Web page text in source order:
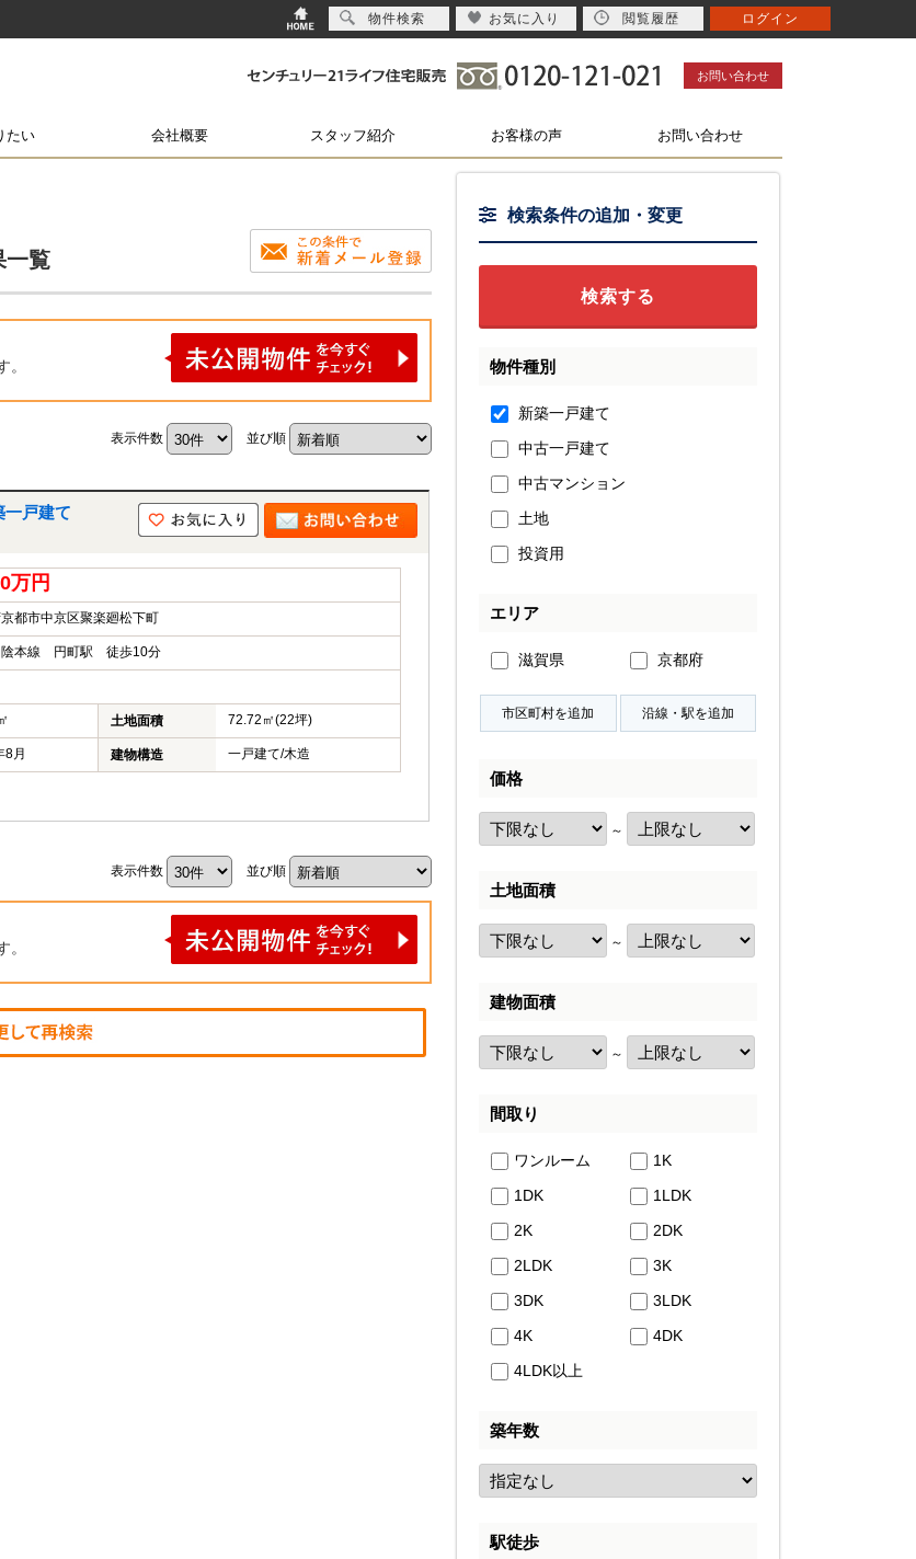
お問い合わせ
たい 会社概要 スタッフ紹介 お客様の声 お問い合わせ
一覧
。
表示件数 並び順
一戸建て
万円
都市中京区聚楽廻松下町
陰本線 円町駅 徒歩10分
土地面積 72.72㎡(22坪)
8月 建物構造 一戸建て/木造
表示件数 並び順
。
検索条件の追加・変更
物件種別
新築一戸建て
中古一戸建て
中古マンション
土地
投資用
エリア
滋賀県 京都府
価格
～
土地面積
～
建物面積
～
間取り
ワンルーム
1K
1DK
1LDK
2K
2DK
2LDK
3K
3DK
3LDK
4K
4DK
4LDK以上
築年数
駅徒歩
物件検索 お気に入り 閲覧履歴 ログイン